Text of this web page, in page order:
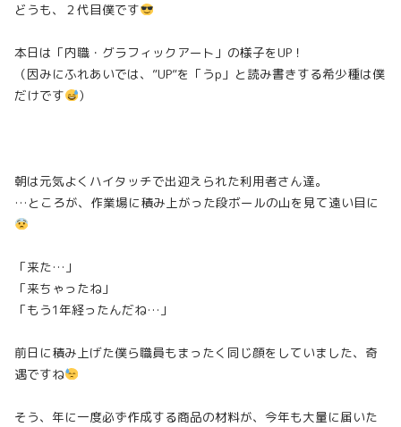
どうも、２代目僕です
本日は「内職・グラフィックアート」の様子をUP！
（因みにふれあいでは、”UP”を「うp」と読み書きする希少種は僕
だけです
）
朝は元気よくハイタッチで出迎えられた利用者さん達。
…ところが、作業場に積み上がった段ボールの山を見て遠い目に
「来た…」
「来ちゃったね」
「もう1年経ったんだね…」
前日に積み上げた僕ら職員もまったく同じ顔をしていました、奇
遇ですね
そう、年に一度必ず作成する商品の材料が、今年も大量に届いた